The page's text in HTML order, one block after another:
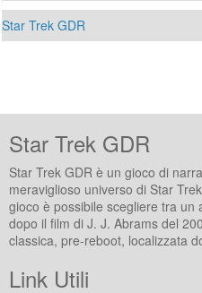
Star Trek GDR
Star Trek GDR
Star Trek GDR è un gioco di
meraviglioso universo di Star
gioco è possibile scegliere tra
dopo il film di J. J. Abrams del
classica, pre-reboot, localizzata
Link Utili